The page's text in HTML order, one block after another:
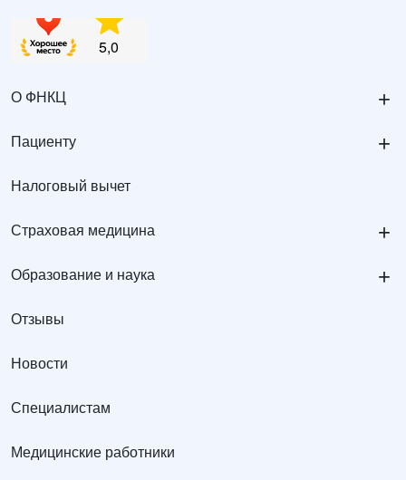
О ФНКЦ +
Пациенту +
Налоговый вычет
Страховая медицина +
Образование и наука +
Отзывы
Новости
Специалистам
Медицинские работники